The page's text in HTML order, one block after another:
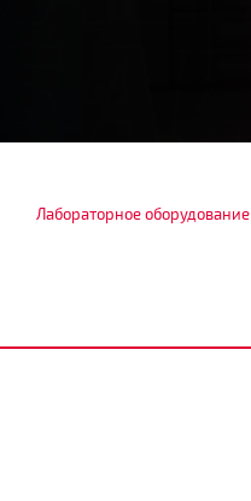
Лабораторное оборудование